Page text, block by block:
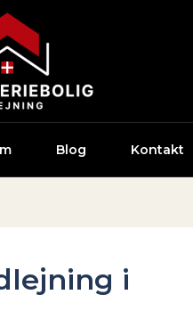
Blog Kontakt
i